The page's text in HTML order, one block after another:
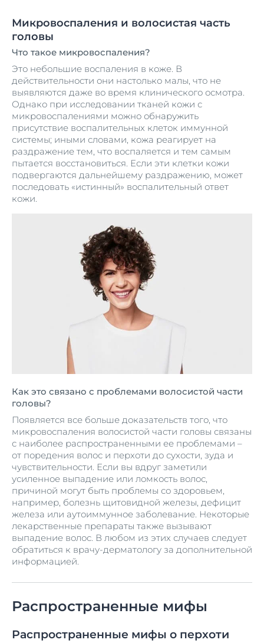
Микровоспаления и волосистая часть
головы
Что такое микровоспаления?
Это небольшие воспаления в коже. В
действительности они настолько малы, что не
выявляются даже во время клинического осмотра.
Однако при исследовании тканей кожи с
микровоспалениями можно обнаружить
присутствие воспалительных клеток иммунной
системы; иными словами, кожа реагирует на
раздражение тем, что воспаляется и тем самым
пытается восстановиться. Если эти клетки кожи
подвергаются дальнейшему раздражению, может
последовать «истинный» воспалительный ответ
кожи.
Как это связано с проблемами волосистой части
головы?
Появляется все больше доказательств того, что
микровоспаления волосистой части головы связаны
с наиболее распространенными ее проблемами –
от поредения волос и перхоти до сухости, зуда и
чувствительности. Если вы вдруг заметили
усиленное выпадение или ломкость волос,
причиной могут быть проблемы со здоровьем,
например, болезнь щитовидной железы, дефицит
железа или аутоиммунное заболевание. Некоторые
лекарственные препараты также вызывают
выпадение волос. В любом из этих случаев следует
обратиться к врачу-дерматологу за дополнительной
информацией.
Распространенные мифы
Распространенные мифы о перхоти